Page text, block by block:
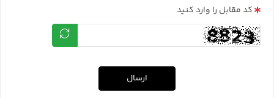
کد مقابل را وارد کنید
ارسال